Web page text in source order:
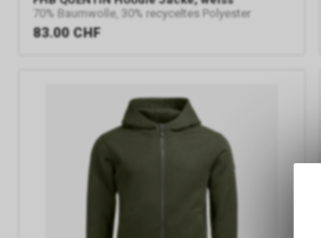
70% Baumwolle, 30% recyceltes Polyester
83.00 CHF